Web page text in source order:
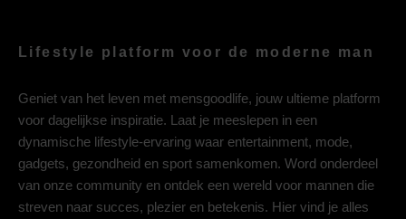
Lifestyle platform voor de moderne man
Geniet van het leven met mensgoodlife, jouw ultieme platform
voor dagelijkse inspiratie. Laat je meeslepen in een
dynamische lifestyle-ervaring waar entertainment, mode,
gadgets, gezondheid en sport samenkomen. Word onderdeel
van onze community en ontdek een wereld voor mannen die
streven naar succes, plezier en betekenis. Hier vind je alles